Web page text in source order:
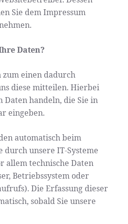
Sie dem Impressum
Daten?
einen dadurch
diese mitteilen. Hierbei
Daten handeln, die Sie in
eingeben.
automatisch beim
durch unsere IT-Systeme
allem technische Daten
Betriebssystem oder
Die Erfassung dieser
sobald Sie unsere